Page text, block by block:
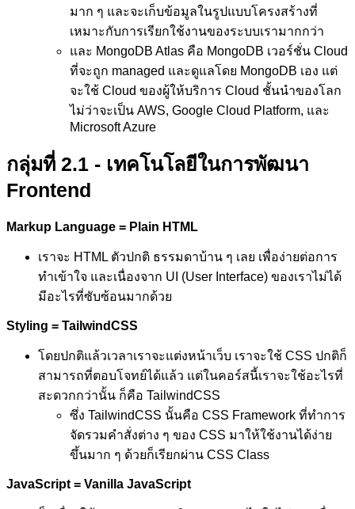
มาก ๆ และจะเก็บข้อมูลในรูปแบบโครงสร้างที่
เหมาะกับการเรียกใช้งานของระบบเรามากกว่า
และ MongoDB Atlas คือ MongoDB เวอร์ชั่น Cloud
ที่จะถูก managed และดูแลโดย MongoDB เอง แต่
จะใช้ Cloud ของผู้ให้บริการ Cloud ชั้นนำของโลก
ไม่ว่าจะเป็น AWS, Google Cloud Platform, และ
Microsoft Azure
กลุ่มที่ 2.1 - เทคโนโลยีในการพัฒนา
Frontend
Markup Language = Plain HTML
เราจะ HTML ตัวปกติ ธรรมดาบ้าน ๆ เลย เพื่อง่ายต่อการ
ทำเข้าใจ และเนื่องจาก UI (User Interface) ของเราไม่ได้
มีอะไรที่ซับซ้อนมากด้วย
Styling = TailwindCSS
โดยปกติแล้วเวลาเราจะแต่งหน้าเว็บ เราจะใช้ CSS ปกติก็
สามารถที่ตอบโจทย์ได้แล้ว แต่ในคอร์สนี้เราจะใช้อะไรที่
สะดวกกว่านั้น ก็คือ TailwindCSS
ซึ่ง TailwindCSS นั้นคือ CSS Framework ที่ทำการ
จัดรวมคำสั่งต่าง ๆ ของ CSS มาให้ใช้งานได้ง่าย
ขึ้นมาก ๆ ด้วยก็เรียกผ่าน CSS Class
JavaScript = Vanilla JavaScript